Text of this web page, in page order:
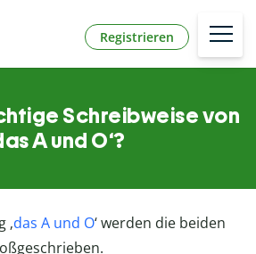
Registrieren
Schreibweise von
A und O‘?
‚das A und O‘ werden die beiden